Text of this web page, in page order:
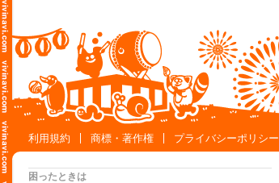
利用規約
商標・著作権 プライバシーポリシー
困ったときは